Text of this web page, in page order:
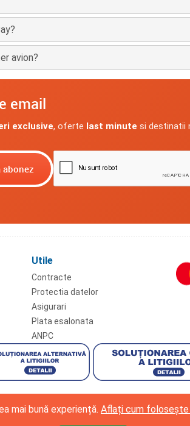
mai bună experiență. Aflați cum
avion?
email
exclusive, oferte last minute si destinatii
Utile
Contracte
Protectia datelor
Asigurari
Plata esalonata
ANPC